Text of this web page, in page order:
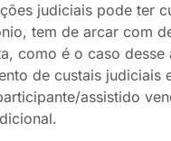
judiciais pode ter
tem de arcar com
como é o caso
de custais judiciais
assistido